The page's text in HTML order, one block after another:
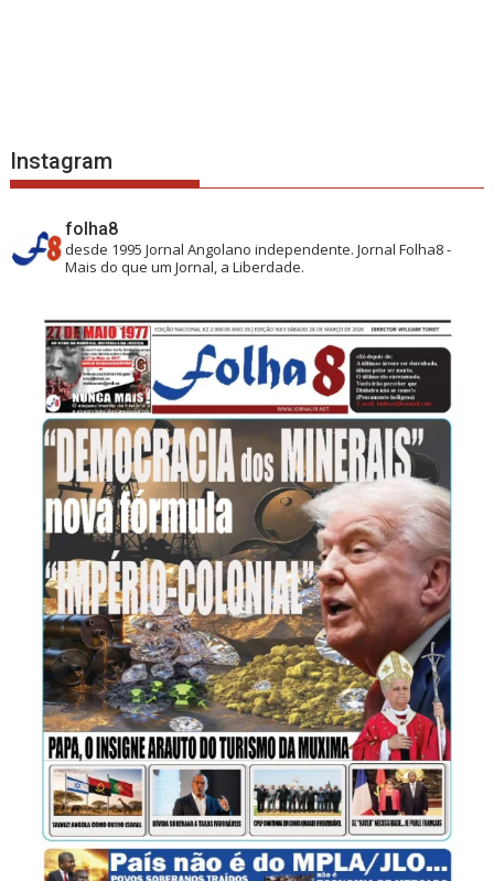
Instagram
folha8
desde 1995 Jornal Angolano independente.Jornal Folha8 -
Mais do que um Jornal, a Liberdade.